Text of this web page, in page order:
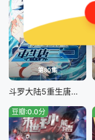
第80集
斗罗大陆5重生唐三 动态漫画
豆瓣:0.0分